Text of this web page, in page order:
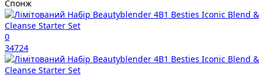
Спонж
0
34724